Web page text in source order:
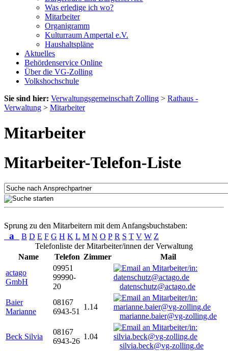
Was erledige ich wo?
Mitarbeiter
Organigramm
Kulturraum Ampertal e.V.
Haushaltspläne
Aktuelles
Behördenservice Online
Über die VG-Zolling
Volkshochschule
Sie sind hier: Verwaltungsgemeinschaft Zolling > Rathaus -
Verwaltung > Mitarbeiter
Mitarbeiter
Mitarbeiter-Telefon-Liste
Sprung zu den Mitarbeitern mit dem Anfangsbuchstaben:
a B D E F G H K L M N O P R S T V W Z
Telefonliste der Mitarbeiter/innen der Verwaltung
Name
Telefon Zimmer
Mail
actago
GmbH
09951
99990-
20
datenschutz@actago.de
Baier
Marianne
08167
6943-51
1.14
marianne.baier@vg-zolling.de
Beck Silvia
08167
6943-26
1.04
silvia.beck@vg-zolling.de